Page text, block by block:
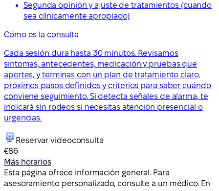
Segunda opinión y ajuste de tratamientos (cuando
sea clínicamente apropiado)
Cómo es la consulta
Cada sesión dura hasta 30 minutos. Revisamos
síntomas, antecedentes, medicación y pruebas que
aportes, y terminas con un plan de tratamiento claro,
próximos pasos definidos y criterios para saber cuándo
conviene seguimiento. Si detecta señales de alarma, te
indicará sin rodeos si necesitas atención presencial o
urgencias.
Reservar videoconsulta
€86
Más horarios
Esta página ofrece información general. Para
asesoramiento personalizado, consulte a un médico. En